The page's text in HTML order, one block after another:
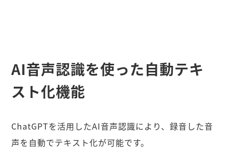
AI音声認識を使った自動テキ
スト化機能
ChatGPTを活用したAI音声認識により、録音した音
声を自動でテキスト化が可能です。